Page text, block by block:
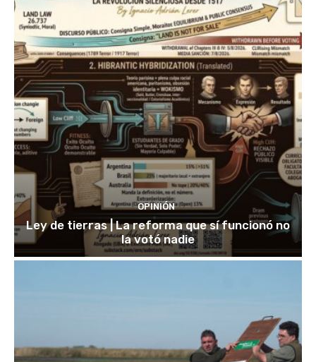
OPINIÓN
Ley de tierras | La reforma que sí funcionó no
la votó nadie